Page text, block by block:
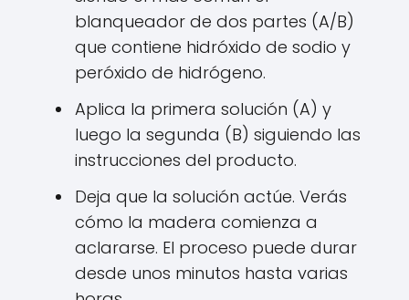
blanqueador de dos partes (A/B)
que contiene hidróxido de sodio y
peróxido de hidrógeno.
Aplica la primera solución (A) y
luego la segunda (B) siguiendo las
instrucciones del producto.
Deja que la solución actúe. Verás
cómo la madera comienza a
aclararse. El proceso puede durar
desde unos minutos hasta varias